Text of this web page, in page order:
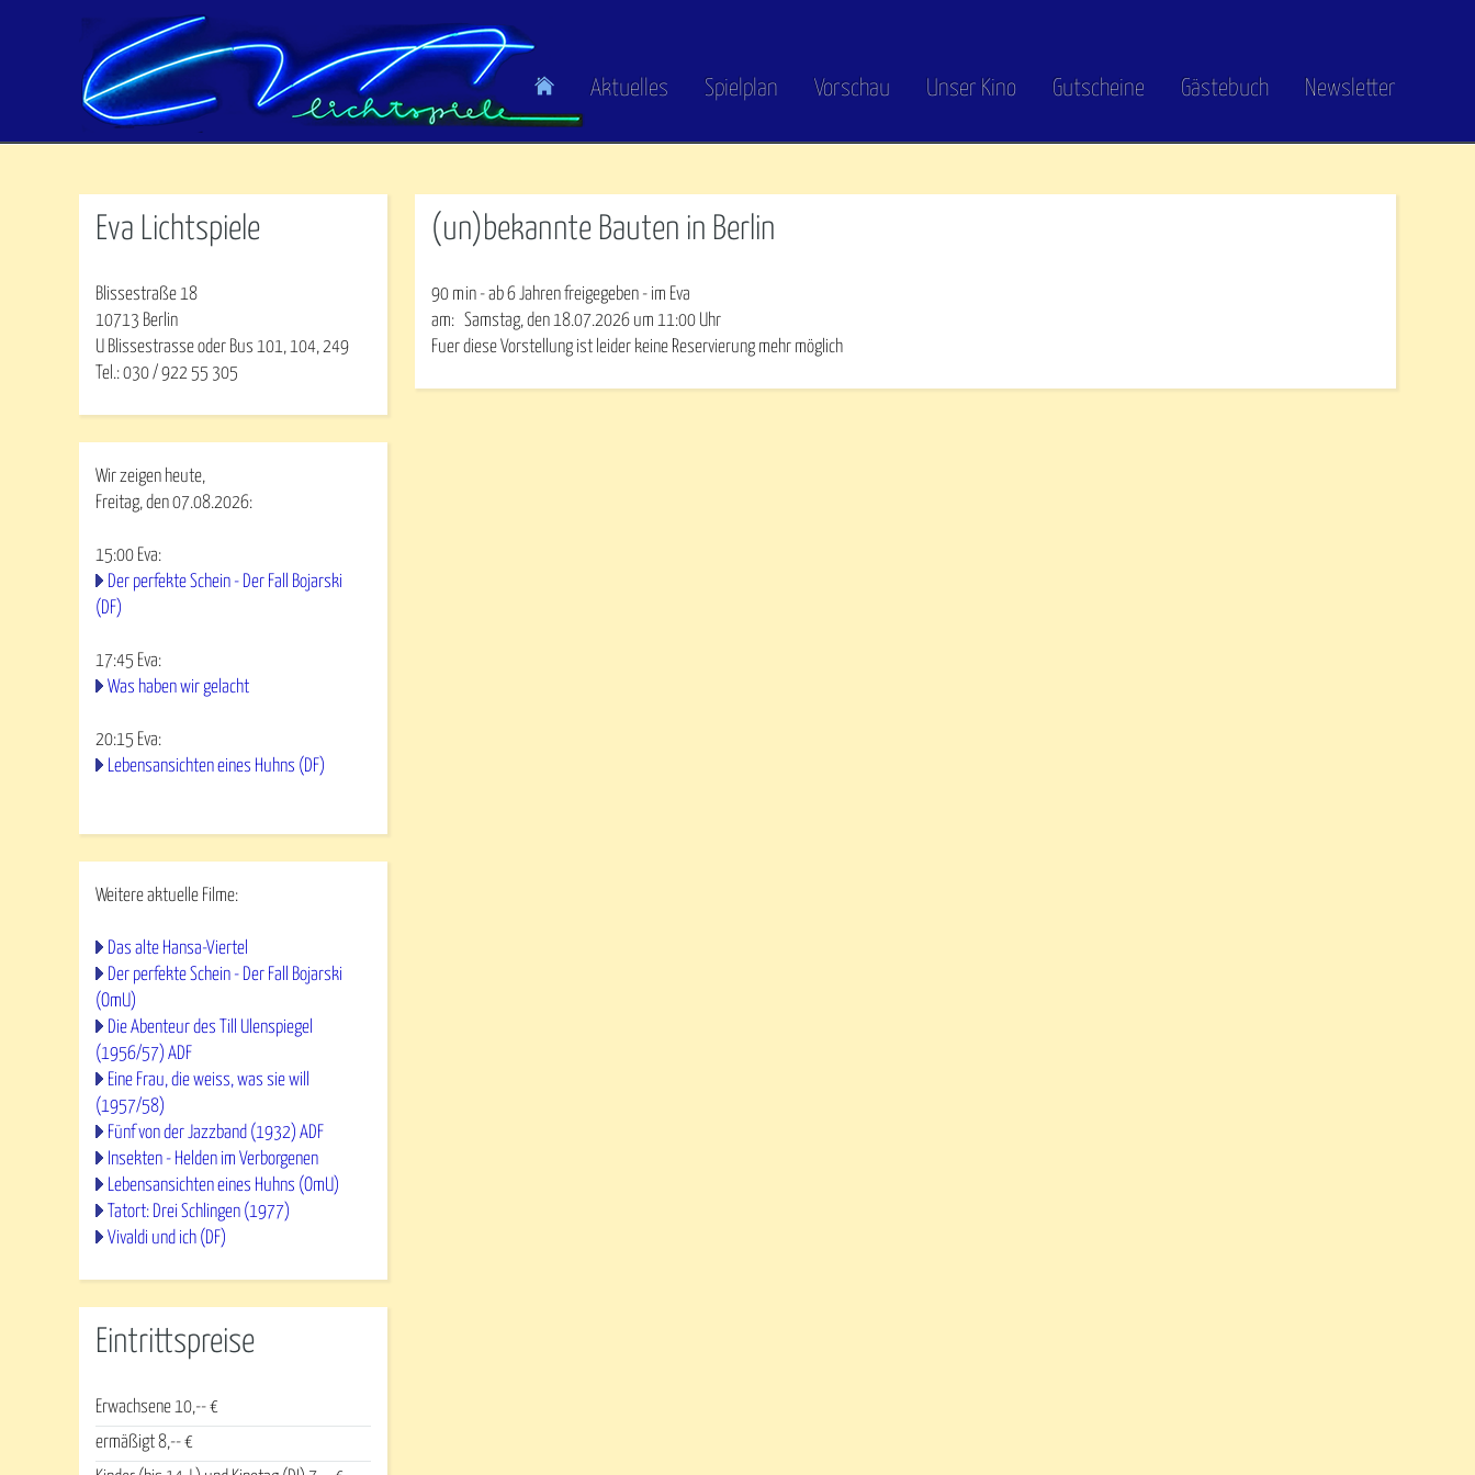
Aktuelles Spielplan Vorschau Unser Kino Gutscheine Gästebuch Newsletter
Eva Lichtspiele
Blissestraße 18
10713 Berlin
U Blissestrasse oder Bus 101, 104, 249
Tel.: 030 / 922 55 305
Wir zeigen heute,
Freitag, den 07.08.2026:
15:00 Eva:
Der perfekte Schein - Der Fall Bojarski
(DF)
17:45 Eva:
Was haben wir gelacht
20:15 Eva:
Lebensansichten eines Huhns (DF)
Weitere aktuelle Filme:
Das alte Hansa-Viertel
Der perfekte Schein - Der Fall Bojarski
(OmU)
Die Abenteur des Till Ulenspiegel
(1956/57) ADF
Eine Frau, die weiss, was sie will
(1957/58)
Fünf von der Jazzband (1932) ADF
Insekten - Helden im Verborgenen
Lebensansichten eines Huhns (OmU)
Tatort: Drei Schlingen (1977)
Vivaldi und ich (DF)
Eintrittspreise
Erwachsene 10,-- €
ermäßigt 8,-- €
(un)bekannte Bauten in Berlin
90 min - ab 6 Jahren freigegeben - im Eva
am:Samstag, den 18.07.2026 um11:00 Uhr
Fuer diese Vorstellung ist leider keine Reservierung mehr möglich